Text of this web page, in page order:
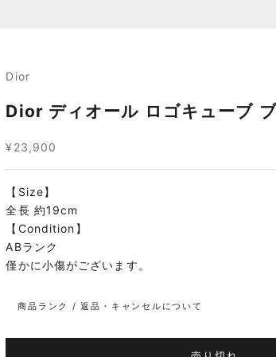
Dior
Dior ディオール ロゴキューブ
セール価格
¥23,900
【Size】
全長 約19cm
【Condition】
ABランク
僅かに小傷がございます。
商品ランク / 返品・キャンセルについて